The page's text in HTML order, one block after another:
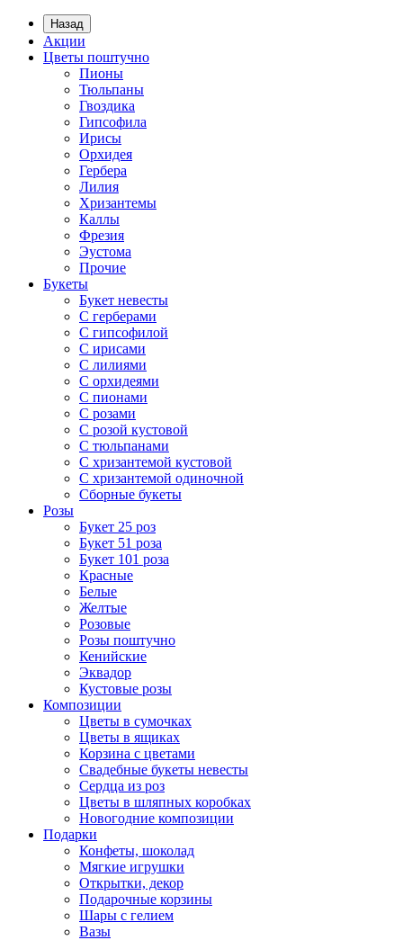
Назад
Акции
Цветы поштучно
Пионы
Тюльпаны
Гвоздика
Гипсофила
Ирисы
Орхидея
Гербера
Лилия
Хризантемы
Каллы
Фрезия
Эустома
Прочие
Букеты
Букет невесты
С герберами
С гипсофилой
С ирисами
С лилиями
С орхидеями
С пионами
С розами
С розой кустовой
С тюльпанами
С хризантемой кустовой
С хризантемой одиночной
Сборные букеты
Розы
Букет 25 роз
Букет 51 роза
Букет 101 роза
Красные
Белые
Желтые
Розовые
Розы поштучно
Кенийские
Эквадор
Кустовые розы
Композиции
Цветы в сумочках
Цветы в ящиках
Корзина с цветами
Свадебные букеты невесты
Сердца из роз
Цветы в шляпных коробках
Новогодние композиции
Подарки
Конфеты, шоколад
Мягкие игрушки
Открытки, декор
Подарочные корзины
Шары с гелием
Вазы